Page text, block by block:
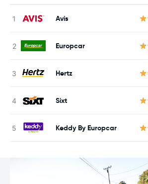
Avis
Europcar
Hertz
Sixt
Keddy By Europcar